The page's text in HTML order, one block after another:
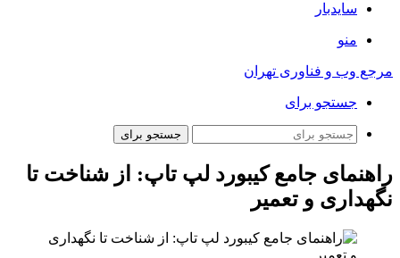
سایدبار
منو
مرجع وب و فناوری تهران
جستجو برای
جستجو برای
راهنمای جامع کیبورد لپ تاپ: از شناخت تا
نگهداری و تعمیر